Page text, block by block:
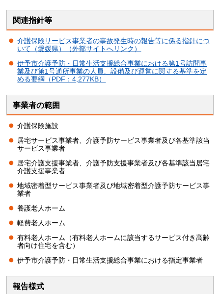
関連指針等
介護保険サービス事業者の事故発生時の報告等に係る指針につ
いて（愛媛県）（外部サイトへリンク）
伊予市介護予防・日常生活支援総合事業における第1号訪問事
業及び第1号通所事業の人員、設備及び運営に関する基準を定
める要綱（PDF：4,277KB）
事業者の範囲
介護保険施設
居宅サービス事業者、介護予防サービス事業者及び各基準該当
サービス事業者
居宅介護支援事業者、介護予防支援事業者及び各基準該当居宅
介護支援事業者
地域密着型サービス事業者及び地域密着型介護予防サービス事
業者
養護老人ホーム
軽費老人ホーム
有料老人ホーム（有料老人ホームに該当するサービス付き高齢
者向け住宅を含む）
伊予市介護予防・日常生活支援総合事業における指定事業者
報告様式